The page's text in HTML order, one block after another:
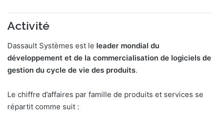
Activité
Dassault Systèmes est le leader mondial du
développement et de la commercialisation de logiciels de
gestion du cycle de vie des produits.
Le chiffre d’affaires par famille de produits et services se
répartit comme suit :